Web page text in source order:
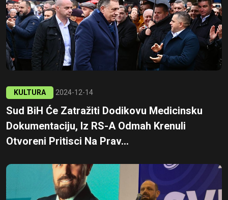
KULTURA 2024-12-14
Sud BiH Će Zatražiti Dodikovu Medicinsku
Dokumentaciju, Iz RS-A Odmah Krenuli
Otvoreni Pritisci Na Prav...